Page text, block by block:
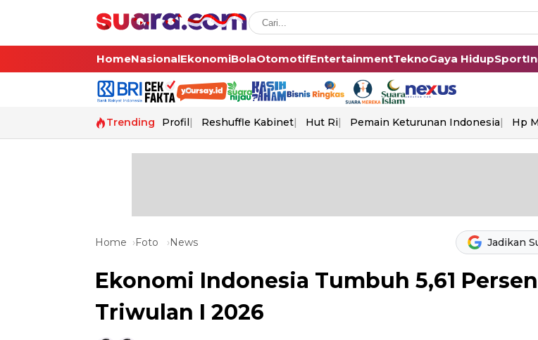
HomeNasionalEkonomiBolaOtomotifEntertainmentTeknoGaya HidupSport
Trending Profil Reshuffle Kabinet Hut Ri Pemain Keturunan Indonesia Hp
Home Foto News Jadikan
Ekonomi Indonesia Tumbuh 5,61
Triwulan I 2026